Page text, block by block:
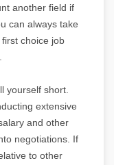
another field if
can always take
choice job
yourself short.
extensive
and other
negotiations. If
to other